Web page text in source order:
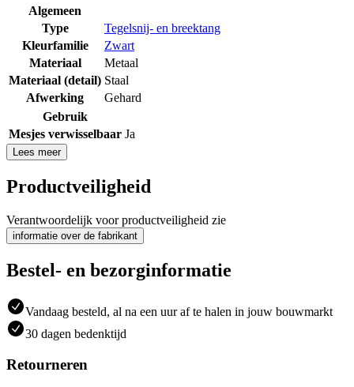
Algemeen
Type
Tegelsnij- en breektang
Kleurfamilie
Zwart
Materiaal
Metaal
Materiaal (detail) Staal
Afwerking
Gehard
Gebruik
Mesjes verwisselbaar Ja
Lees meer
Productveiligheid
Verantwoordelijk voor productveiligheid zie
informatie over de fabrikant
Bestel- en bezorginformatie
Vandaag besteld, al na een uur af te halen in jouw bouwmarkt
30 dagen bedenktijd
Retourneren